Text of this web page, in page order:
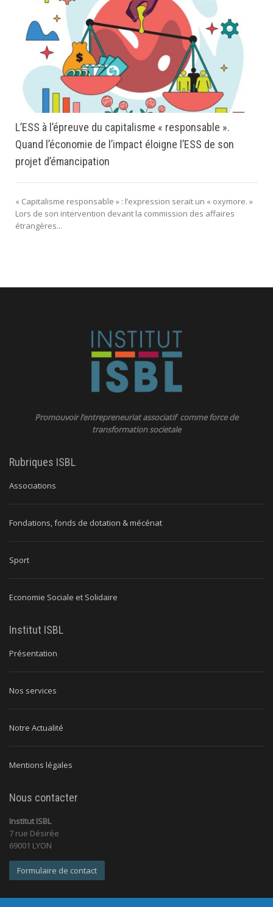
L’ESS à l’épreuve du capitalisme « responsable ».
Quand l’économie de l’impact éloigne l’ESS de son
projet d’émancipation
« Capitalisme responsable » : l’expression serait un « oxymore. »
Lors de son intervention devant la commission des affaires
étrangères...
Promouvoir l’entrepreneuriat associatif comme force de
transformation societale
Rubriques ISBL
Associations
Fondations, fonds de dotation & mécénat
Sport
Economie Sociale et Solidaire
Institut ISBL
Présentation
Nos services
Notre Actualité
Mentions légales
Nous contacter
Institut ISBL
7 rue Désirée
69001 LYON
Formulaire de contact